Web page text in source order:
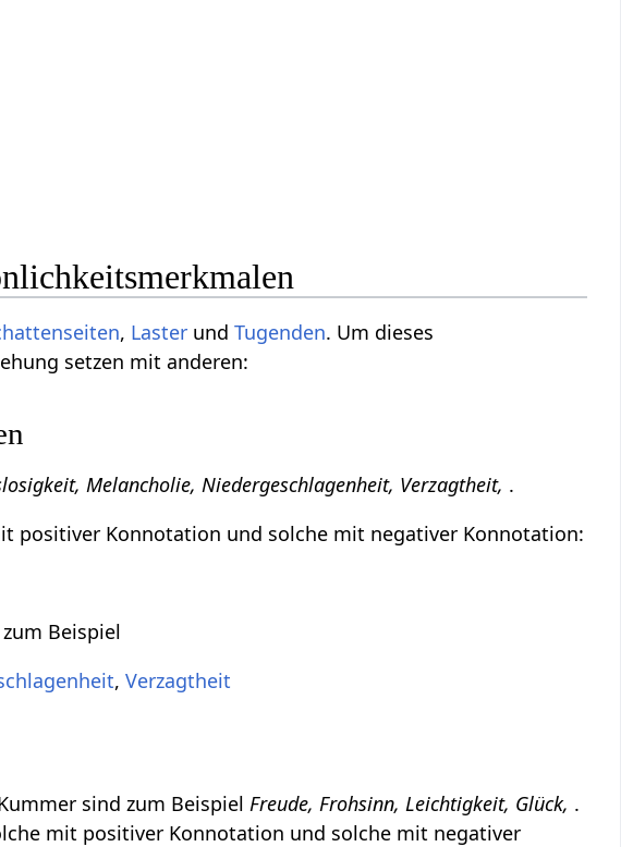
, Laster undTugenden. Um dieses
setzen mit anderen:
Melancholie, Niedergeschlagenheit, Verzagtheit, .
positiver Konnotation und solche mit negativer Konnotation:
Beispiel
,Verzagtheit
sind zum Beispiel Freude, Frohsinn, Leichtigkeit, Glück, .
mit positiver Konnotation und solche mit negativer